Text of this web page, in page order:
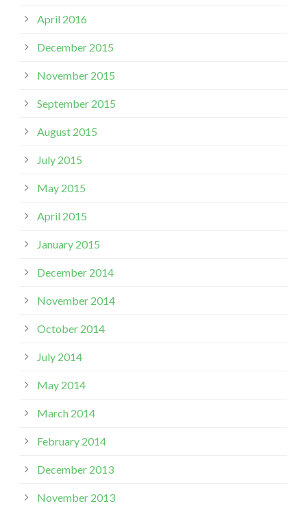
April 2016
December 2015
November 2015
September 2015
August 2015
July 2015
May 2015
April 2015
January 2015
December 2014
November 2014
October 2014
July 2014
May 2014
March 2014
February 2014
December 2013
November 2013